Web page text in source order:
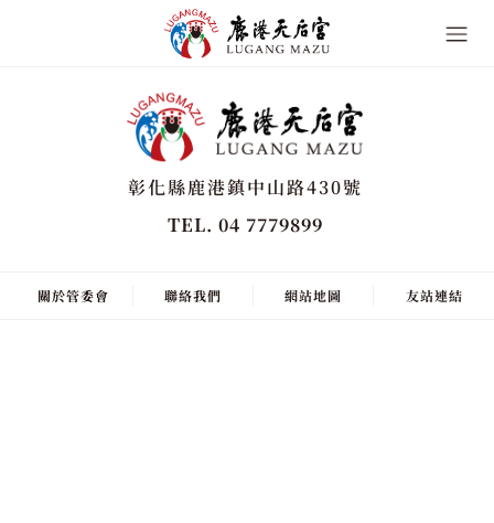
彰化縣鹿港鎮中山路430號
TEL. 04 7779899
關於管委會 聯絡我們 網站地圖 友站連結